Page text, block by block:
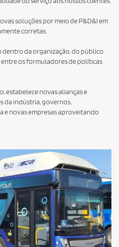
soluções por meio de P&D&I em
corretas.
da organização, do público
entre os formuladores de políticas
estabelece novas alianças e
da indústria, governos,
e novas empresas aproveitando